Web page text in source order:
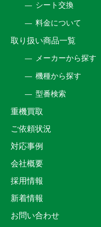
シート交換
料金について
取り扱い商品一覧
メーカーから探す
機種から探す
型番検索
重機買取
ご依頼状況
対応事例
会社概要
採用情報
新着情報
お問い合わせ